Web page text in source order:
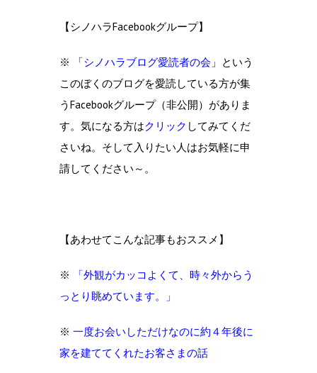
【シノハラFacebookグループ】
※ 「シノハラブログ愛読者の会 」という
このぼくのブログを愛読している方が集
うFacebookグループ（非公開）がありま
す。気になる方はクリック してみてくだ
さいね。そして入りたい人はお気軽に申
請してください～。
【あわせてこんな記事もおススメ】
※
「外観がカッコよくて、時々外からう
っとり眺めています。」
※ 一度お会いしただけなのに約４年後に
家を建ててくれたお客さまの話